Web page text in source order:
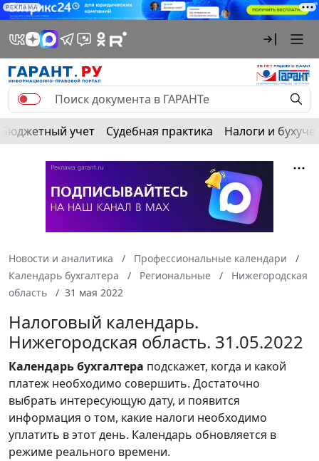
РЕКЛАМА
Бюджетный учет Судебная практика Налоги и
Новости и аналитика
Профессиональные календари
Календарь бухгалтера
Региональные
Нижегородская
область
31 мая 2022
Налоговый календарь.
Нижегородская область. 31.05.2022
Календарьбухгалтера подскажет, когда и какой
платеж необходимо совершить. Достаточно
выбрать интересующую дату, и появится
информация о том, какие налоги необходимо
уплатить в этот день. Календарь обновляется в
режиме реального времени.